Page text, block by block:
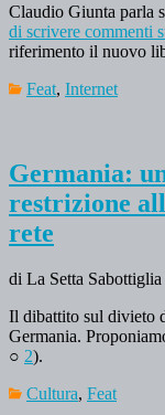
Claudio Giunta parla
di scrivere commenti
riferimento il nuovo
Feat, Internet
Germania:
restrizione
rete
di La Setta Sabottiglia
Il dibattito sul divieto
Germania.
○ 2).
Cultura, Feat